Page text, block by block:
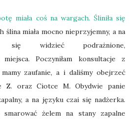
miała coś na wargach. Śliniła się
ślina miała mocno nieprzyjemny, a na
się widzieć podrażnione,
Poczyniłam konsultacje z
zaufanie, a i daliśmy obejrzeć
Z. oraz Ciotce M. Obydwie panie
a na języku czai się nadżerka.
smarować żelem na stany zapalne